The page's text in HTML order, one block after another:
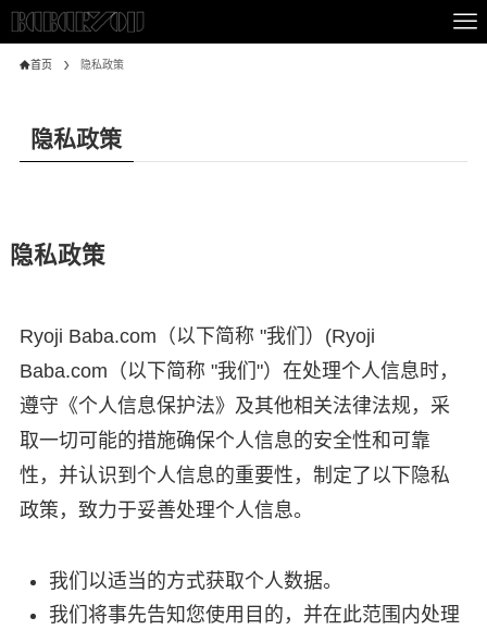
首页 隐私政策
隐私政策
隐私政策
Ryoji Baba.com（以下简称 "我们）(Ryoji
Baba.com（以下简称 "我们"）在处理个人信息时，
遵守《个人信息保护法》及其他相关法律法规，采
取一切可能的措施确保个人信息的安全性和可靠
性，并认识到个人信息的重要性，制定了以下隐私
政策，致力于妥善处理个人信息。
我们以适当的方式获取个人数据。
我们将事先告知您使用目的，并在此范围内处理